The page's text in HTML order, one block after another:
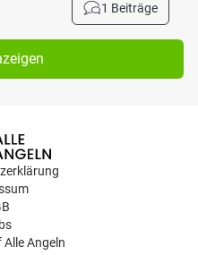
1 Beiträge
Angeln